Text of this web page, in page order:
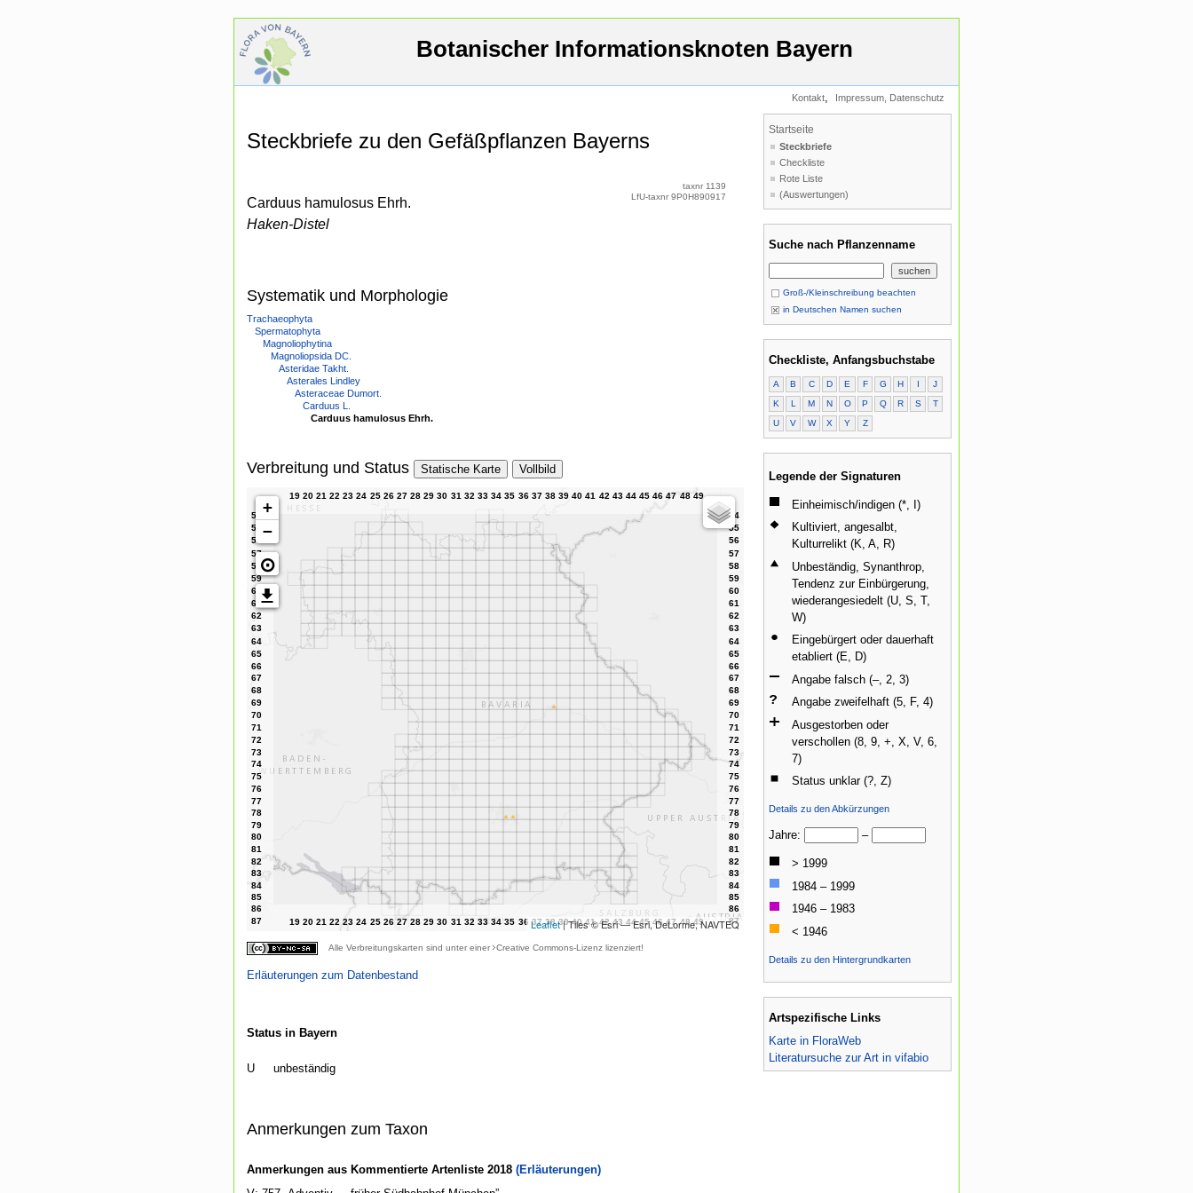
Botanischer Informationsknoten Bayern
Kontakt, Impressum, Datenschutz
Steckbriefe zu den Gefäßpflanzen Bayerns
Carduus hamulosus Ehrh.
Haken-Distel
taxnr 1139
LfU-taxnr 9P0H890917
Systematik und Morphologie
Trachaeophyta
Spermatophyta
Magnoliophytina
Magnoliopsida DC.
Asteridae Takht.
Asterales Lindley
Asteraceae Dumort.
Carduus L.
Carduus hamulosus Ehrh.
Verbreitung und Status Statische Karte Vollbild
+
−
⊙
Leaflet| Tiles © Esri — Esri, DeLorme, NAVTEQ
Alle Verbreitungskarten sind unter einer Creative Commons-Lizenz lizenziert!
Erläuterungen zum Datenbestand
Status in Bayern
U unbeständig
Anmerkungen zum Taxon
Anmerkungen aus Kommentierte Artenliste 2018 (Erläuterungen)
Startseite
Steckbriefe
Checkliste
Rote Liste
(Auswertungen)
Suche nach Pflanzenname
Groß-/Kleinschreibung beachten
in Deutschen Namen suchen
Checkliste, Anfangsbuchstabe
A B C D E F G H I
J
K
L M N O P Q R S
T
U
V W X Y Z
Legende der Signaturen
Einheimisch/indigen (*, I)
Kultiviert, angesalbt,
Kulturrelikt (K, A, R)
Unbeständig, Synanthrop,
Tendenz zur Einbürgerung,
wiederangesiedelt (U, S, T,
W)
Eingebürgert oder dauerhaft
etabliert (E, D)
Angabe falsch (–, 2, 3)
Angabe zweifelhaft (5, F, 4)
Ausgestorben oder
verschollen (8, 9, +, X, V, 6,
7)
Status unklar (?, Z)
Details zu den Abkürzungen
Jahre: –
> 1999
1984 – 1999
1946 – 1983
< 1946
Details zu den Hintergrundkarten
Artspezifische Links
Karte in FloraWeb
Literatursuche zur Art in vifabio